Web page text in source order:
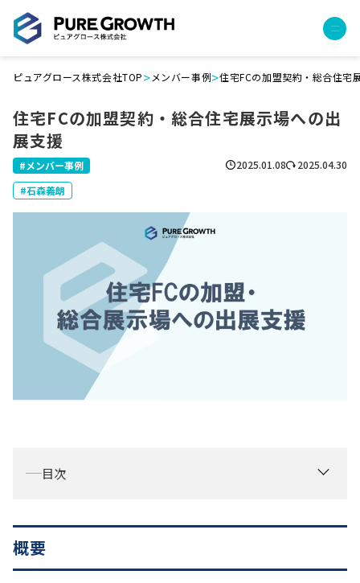
経営コンサルティング
成長ビルダー視察会・勉強会
土地・顧客管理システム
事例
プロジェクト事例
クライアントボイス
お役立ち情報
ピュアグロース株式会社TOP> メンバー事例>住宅FCの加盟契約・総合住宅
住宅FCの加盟契約・総合住宅展示場への出
展支援
2025.01.08 2025.04.30
メンバー事例
石森義朗
目次
概要